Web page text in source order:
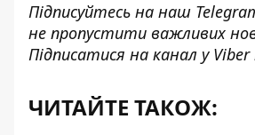
Підписуйтесь на наш
не пропустити важливих
Підписатися на канал у
ЧИТАЙТЕ ТАКОЖ: